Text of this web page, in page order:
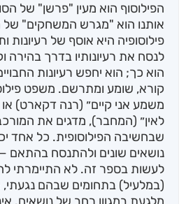
הפילוסוף הוא מעין "פרשן" של
אותנו הוא "מגרש המשחקים" של
פילוסופיה היא אוסף של רעיונות
לנסח את רעיונותיו בדרך
הוא כך; הוא יחפש רעיונות
קורא, שומע ומתרשם. משפט
משמע אני קיים״ (רנה דקארט) או
לאין״ (המחבר), מדגים את
שבחשיבה הפילוסופית. כל אחד
נושאים שונים ולהתנסח בהתאם −
לעשות בספר זה. לא התיימרתי
(במלעיל) בתחומים שבהם